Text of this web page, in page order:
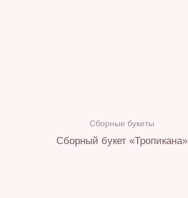
Сборные букеты
Сборный букет «Тропикана»